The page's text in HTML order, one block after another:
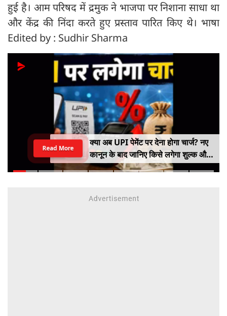
हुई है। आम परिषद में द्रमुक ने भाजपा पर निशाना साधा था
और केंद्र की निंदा करते हुए प्रस्ताव पारित किए थे। भाषा
Edited by : Sudhir Sharma
क्या अब UPI पेमेंट पर देना होगा चार्ज? नए
कानून के बाद जानिए किसे लगेगा शुल्क और
किसे नहीं
Read More